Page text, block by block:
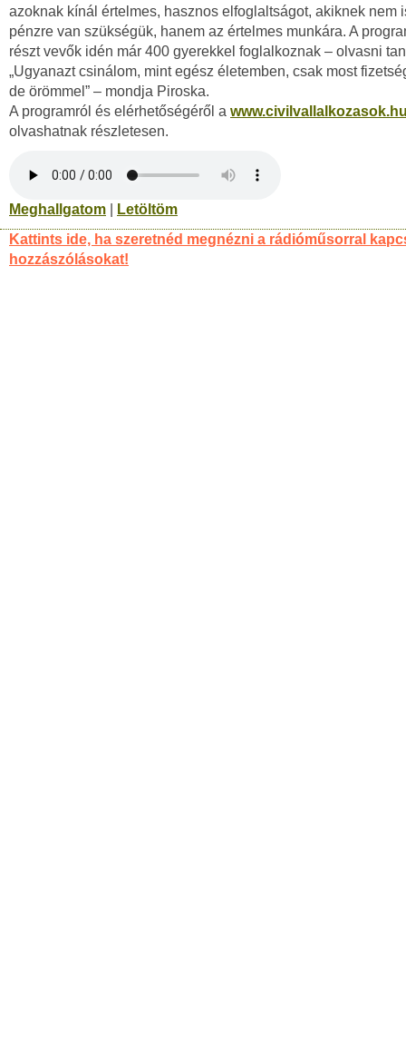
azoknak kínál értelmes, hasznos elfoglaltságot, akiknek nem
pénzre van szükségük, hanem az értelmes munkára. A
részt vevők idén már 400 gyerekkel foglalkoznak – olvasni
„Ugyanazt csinálom, mint egész életemben, csak most
de örömmel” – mondja Piroska.
A programról és elérhetőségéről a
olvashatnak részletesen.
Meghallgatom
Letöltöm
Kattints ide, ha szeretnéd megnézni a rádióműsorral
hozzászólásokat!